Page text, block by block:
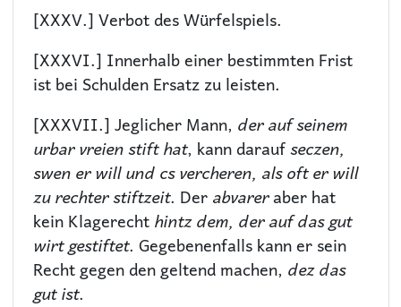
[XXXV.] Verbot des Würfelspiels.
[XXXVI.] Innerhalb einer bestimmten Frist
ist bei Schulden Ersatz zu leisten.
[XXXVII.] Jeglicher Mann, der auf seinem
urbar vreien stift hat, kann daraufseczen,
swen er will und cs vercheren, als oft er will
zu rechter stiftzeit. Der abvareraber hat
kein Klagerecht hintz dem, der auf das gut
wirt gestiftet. Gegebenenfalls kann er sein
Recht gegen den geltend machen, dez das
gut ist.